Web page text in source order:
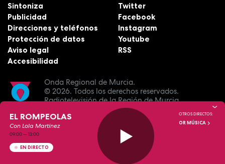
Onda Regional de Murcia.
© 2026. Todos los derechos reservados.
Radiotelevisión de la Región de Murcia.
Sintoniza
Publicidad
Direcciones y teléfonos
Protección de datos
Aviso legal
Accesibilidad
Twitter
Facebook
Instagram
Youtube
RSS
EL ROMPEOLAS
Con Lola Martínez
09:00—13:00
EN DIRECTO
OTROS DIRECTOS:
OR MÚSICA